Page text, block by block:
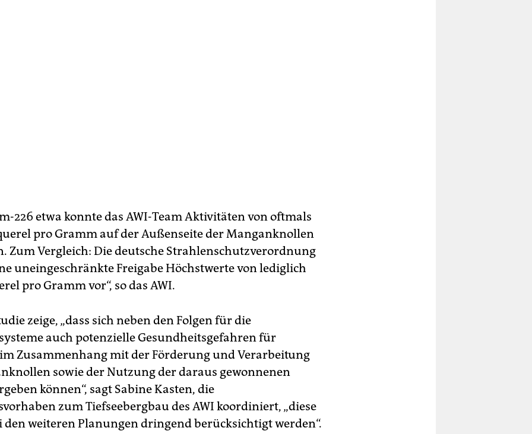
226 etwa konnte das AWI-Team Aktivitäten von oftmals
pro Gramm auf der Außenseite der Manganknollen
Zum Vergleich: Die deutsche Strahlenschutzverordnung
uneingeschränkte Freigabe Höchstwerte von lediglich
pro Gramm vor“, so das AWI.
zeige, „dass sich neben den Folgen für die
auch potenzielle Gesundheitsgefahren für
Zusammenhang mit der Förderung und Verarbeitung
sowie der Nutzung der daraus gewonnenen
können“, sagt Sabine Kasten, die
zum Tiefseebergbau des AWI koordiniert, „diese
den weiteren Planungen dringend berücksichtigt werden“.